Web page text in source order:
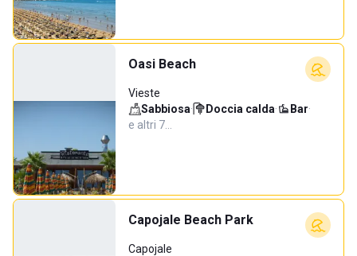
Oasi Beach
Vieste
Sabbiosa· Doccia calda· Bar·
e altri 7…
Capojale Beach Park
Capojale